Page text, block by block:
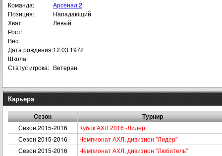
Команда:
Арсенал 2
Позиция:
Нападающий
Хват:
Левый
Рост:
Вес:
Дата рождения:12.03.1972
Школа:
Статус игрока: Ветеран
Карьера
Сезон Турнир
Сезон 2015-2016
Кубок АХЛ 2016 -Лидер
Сезон 2015-2016
Чемпионат АХЛ, дивизион "Лидер"
Сезон 2015-2016
Чемпионат АХЛ, дивизион "Любитель"